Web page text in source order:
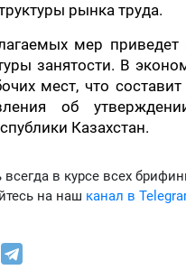
рынка труда.
мер
занятости. В
мест, что
об
Казахстан.
всегда в курсе всех
на наш канал в